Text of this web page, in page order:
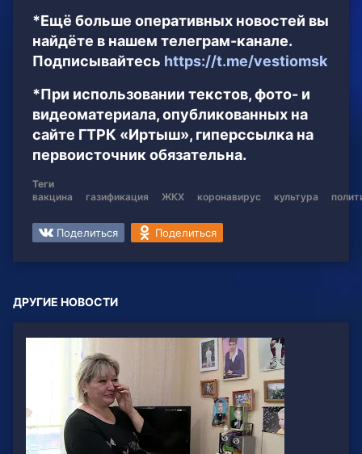
*Ещё больше оперативных новостей вы
найдёте в нашем телеграм-канале.
Подписывайтесь https://t.me/vestiomsk
*При использовании текстов, фото- и
видеоматериала, опубликованных на
сайте ГТРК «Иртыш», гиперссылка на
первоисточник обязательна.
Теги
вакцина
газификация ЖКХ коронавирус культура
Поделиться Поделиться
ДРУГИЕ НОВОСТИ